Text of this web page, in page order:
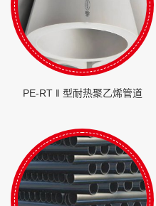
PE-RT ‖ 型耐热聚乙烯管道